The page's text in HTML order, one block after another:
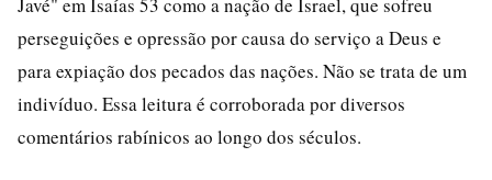
perseguições e opressão por causa do serviço a Deus e
para expiação dos pecados das nações. Não se trata de um
indivíduo. Essa leitura é corroborada por diversos
comentários rabínicos ao longo dos séculos.